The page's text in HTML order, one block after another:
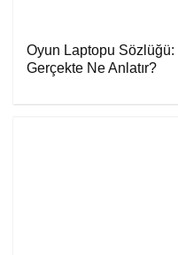
Oyun Laptopu
Gerçekte Ne Anlatır?